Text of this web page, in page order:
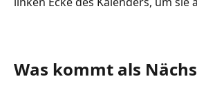
Was kommt als